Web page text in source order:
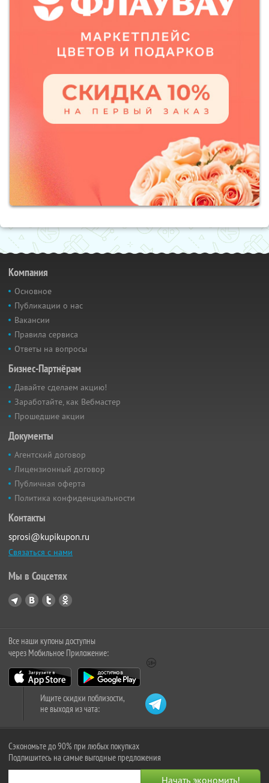
Компания
Основное
Публикации о нас
Вакансии
Правила сервиса
Ответы на вопросы
Бизнес-Партнёрам
Давайте сделаем акцию!
Заработайте, как Вебмастер
Прошедшие акции
Документы
Агентский договор
Лицензионный договор
Публичная оферта
Политика конфиденциальности
Контакты
sprosi@kupikupon.ru
Связаться с нами
Мы в Соцсетях
Все наши купоны доступны
через Мобильное Приложение:
Ищите скидки поблизости,
не выходя из чата:
Сэкономьте до 90% при любых покупках
Подпишитесь на самые выгодные предложения